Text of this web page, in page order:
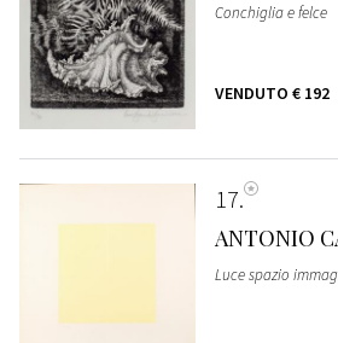
Conchiglia e felce
VENDUTO € 192
17
ANTONIO
Luce spazio